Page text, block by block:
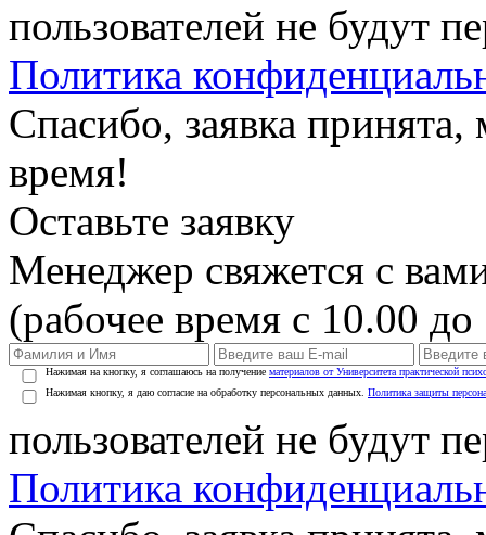
пользователей не будут
Политика
Спасибо, заявка
время!
Оставьте заявку
Менеджер свяжется с
(рабочее время с 10.00
Нажимая на кнопку, я соглашаюсь на получение материалов от Университета практической
Нажимая кнопку, я даю согласие на обработку персональных данных. Политика защиты
пользователей не будут
Политика